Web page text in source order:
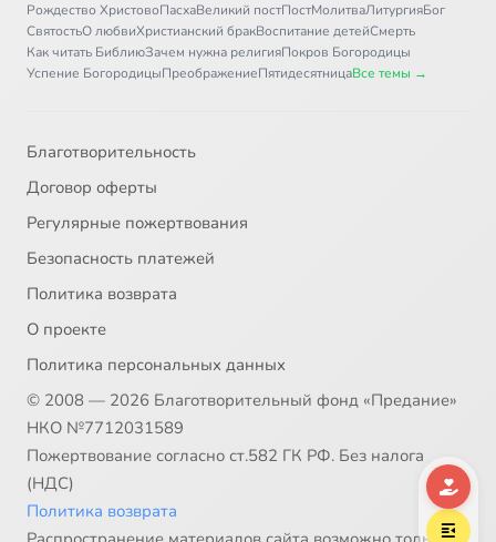
Рождество ХристовоПасхаВеликий постПостМолитваЛитургияБог
СвятостьО любвиХристианский бракВоспитание детейСмерть
Как читать БиблиюЗачем нужна религияПокров Богородицы
Успение БогородицыПреображениеПятидесятницаВсе темы →
Благотворительность
Договор оферты
Регулярные пожертвования
Безопасность платежей
Политика возврата
О проекте
Политика персональных данных
© 2008 — 2026 Благотворительный фонд «Предание»
НКО №7712031589
Пожертвование согласно ст.582 ГК РФ. Без налога
(НДС)
Политика возврата